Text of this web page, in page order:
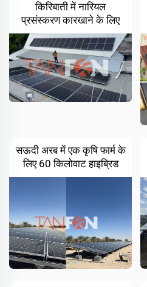
किरिबाती में नारियल
प्रसंस्करण कारखाने के लिए
५० किलोवाट औद्योगिक सौर
प्रणाली
सऊदी अरब में एक कृषि फार्म के
लिए 60 किलोवाट हाइब्रिड
सौर प्रणाली